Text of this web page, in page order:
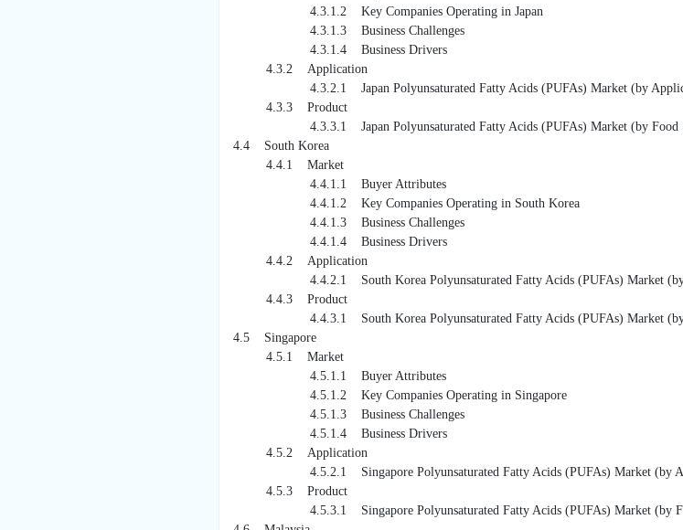
4.3.1.2 Key Companies Operating in Japan
4.3.1.3 Business Challenges
4.3.1.4 Business Drivers
4.3.2 Application
4.3.2.1 Japan Polyunsaturated Fatty Acids (PUFAs) Market (by
4.3.3 Product
4.3.3.1 Japan Polyunsaturated Fatty Acids (PUFAs) Market (by Food
4.4 South Korea
4.4.1 Market
4.4.1.1 Buyer Attributes
4.4.1.2 Key Companies Operating in South Korea
4.4.1.3 Business Challenges
4.4.1.4 Business Drivers
4.4.2 Application
4.4.2.1 South Korea Polyunsaturated Fatty Acids (PUFAs) Market (by
4.4.3 Product
4.4.3.1 South Korea Polyunsaturated Fatty Acids (PUFAs) Market (by
4.5 Singapore
4.5.1 Market
4.5.1.1 Buyer Attributes
4.5.1.2 Key Companies Operating in Singapore
4.5.1.3 Business Challenges
4.5.1.4 Business Drivers
4.5.2 Application
4.5.2.1 Singapore Polyunsaturated Fatty Acids (PUFAs) Market (by
4.5.3 Product
4.5.3.1 Singapore Polyunsaturated Fatty Acids (PUFAs) Market (by